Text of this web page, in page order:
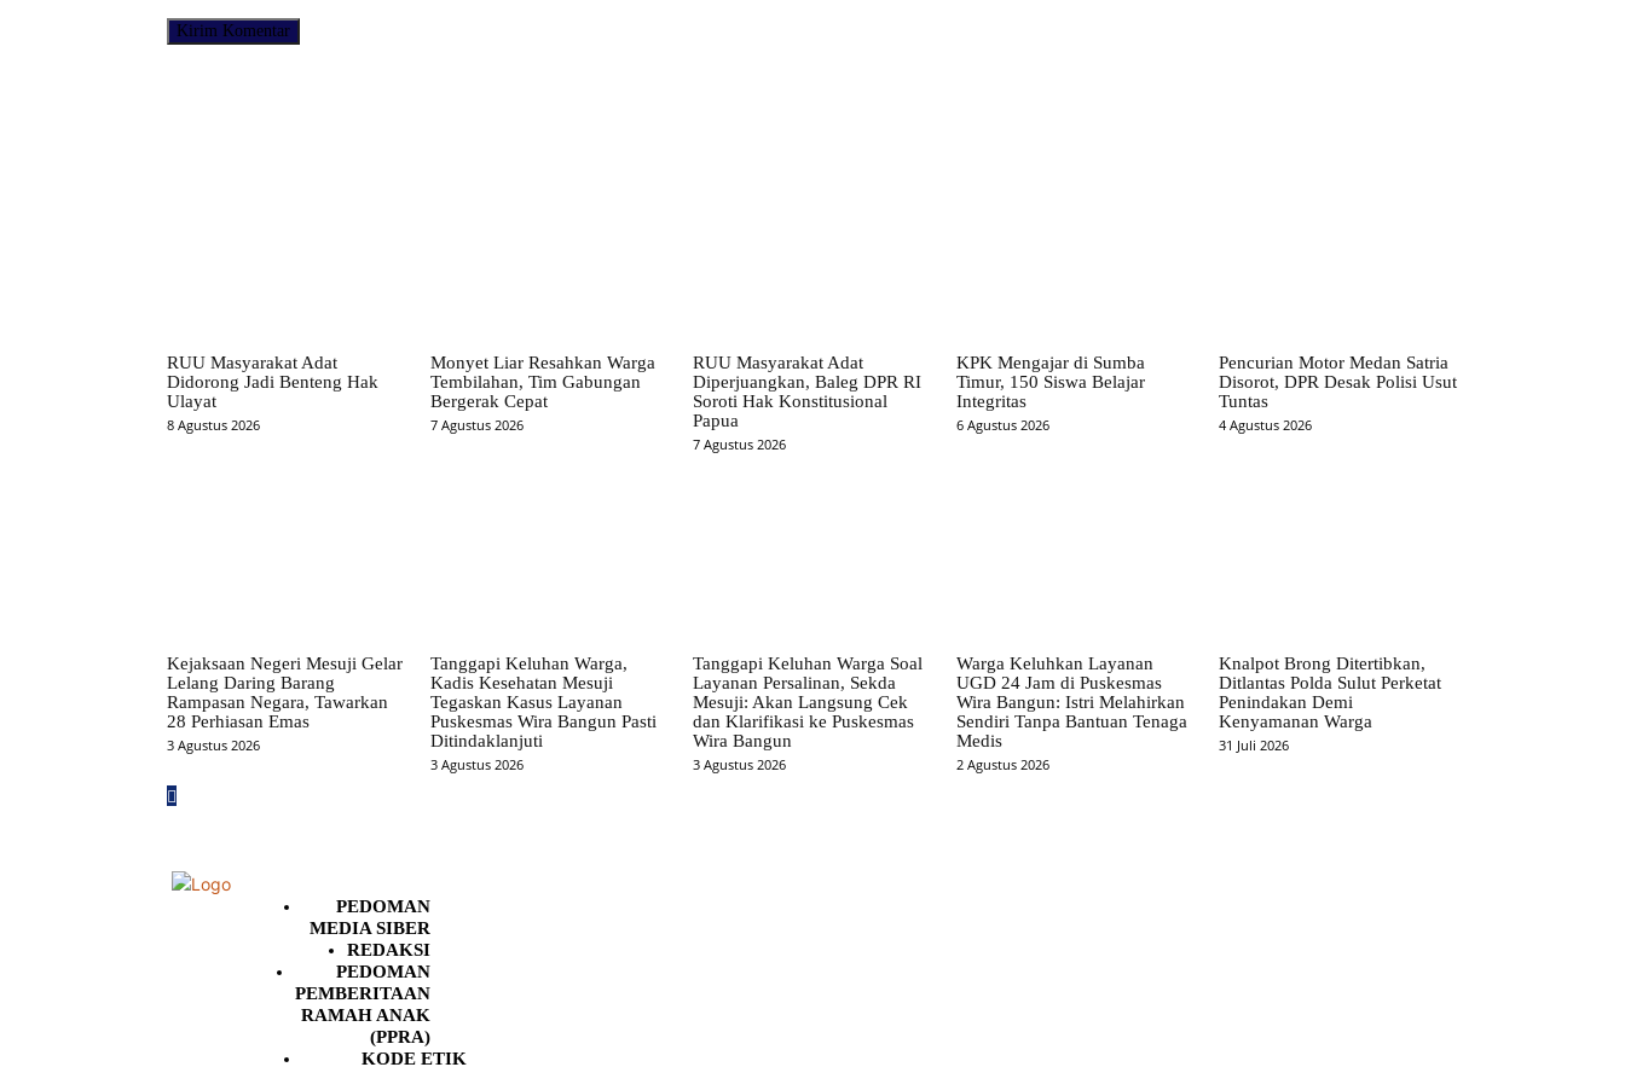
RUU Masyarakat Adat
Didorong Jadi Benteng Hak
Ulayat
8 Agustus 2026
Monyet Liar Resahkan Warga
Tembilahan, Tim Gabungan
Bergerak Cepat
7 Agustus 2026
RUU Masyarakat Adat
Diperjuangkan, Baleg DPR RI
Soroti Hak Konstitusional
Papua
7 Agustus 2026
KPK Mengajar di Sumba
Timur, 150 Siswa Belajar
Integritas
6 Agustus 2026
Pencurian Motor Medan Satria
Disorot, DPR Desak Polisi Usut
Tuntas
4 Agustus 2026
Kejaksaan Negeri Mesuji Gelar
Lelang Daring Barang
Rampasan Negara, Tawarkan
28 Perhiasan Emas
3 Agustus 2026
Tanggapi Keluhan Warga,
Kadis Kesehatan Mesuji
Tegaskan Kasus Layanan
Puskesmas Wira Bangun Pasti
Ditindaklanjuti
3 Agustus 2026
Tanggapi Keluhan Warga Soal
Layanan Persalinan, Sekda
Mesuji: Akan Langsung Cek
dan Klarifikasi ke Puskesmas
Wira Bangun
3 Agustus 2026
Warga Keluhkan Layanan
UGD 24 Jam di Puskesmas
Wira Bangun: Istri Melahirkan
Sendiri Tanpa Bantuan Tenaga
Medis
2 Agustus 2026
Knalpot Brong Ditertibkan,
Ditlantas Polda Sulut Perketat
Penindakan Demi
Kenyamanan Warga
31 Juli 2026
PEDOMAN
MEDIA SIBER
REDAKSI
PEDOMAN
PEMBERITAAN
RAMAH ANAK
(PPRA)
KODE ETIK